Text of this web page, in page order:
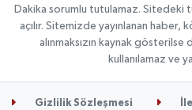
Dakika sorumlu tutulamaz. Sitedeki
açılır. Sitemizde yayınlanan haber,
alınmaksızın kaynak
kullanılamaz ve
Gizlilik Sözleşmesi